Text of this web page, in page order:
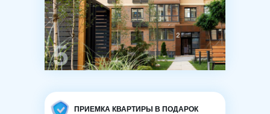
5
ПРИЕМКА КВАРТИРЫ В ПОДАРОК